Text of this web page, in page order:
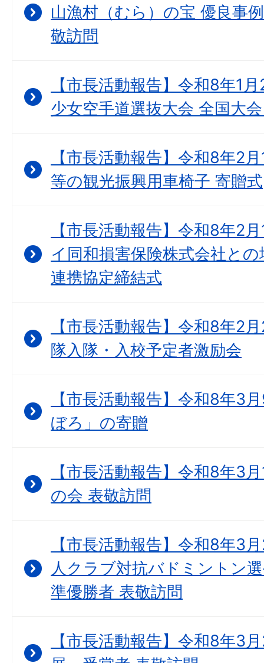
山漁村（むら）の宝 優良事
敬訪問
【市長活動報告】令和8年1
少女空手道選抜大会 全国大
【市長活動報告】令和8年2
等の観光振興用車椅子 寄贈式
【市長活動報告】令和8年2
イ同和損害保険株式会社と
連携協定締結式
【市長活動報告】令和8年2
隊入隊・入校予定者激励会
【市長活動報告】令和8年3
ぼろ」の寄贈
【市長活動報告】令和8年3
の会 表敬訪問
【市長活動報告】令和8年3
人クラブ対抗バドミントン
準優勝者 表敬訪問
【市長活動報告】令和8年3